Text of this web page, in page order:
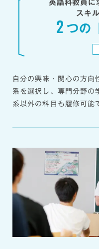
英語科教員に
スキ
2 つの
自分の興味・関心の方向
系を選択し、専門分野の
系以外の科目も履修可能
トヨタ自動車、
動機、豊田合成
業、ミズノ、シ
ヤマザキマザッ
屋市教育委員会、
教育委員会、東
※過去5年間の就職
業生実績）
行う」力がつきまし
意見を的確に伝えら
す。私は留学経験が
学びを通して幅広い
※掲載内
自律した学習者とし
成するために振り返
います。特に英語科
語でコミュニケーシ
生徒に実感させるこ
てほしいと願ってい